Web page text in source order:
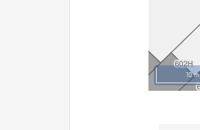
10 m